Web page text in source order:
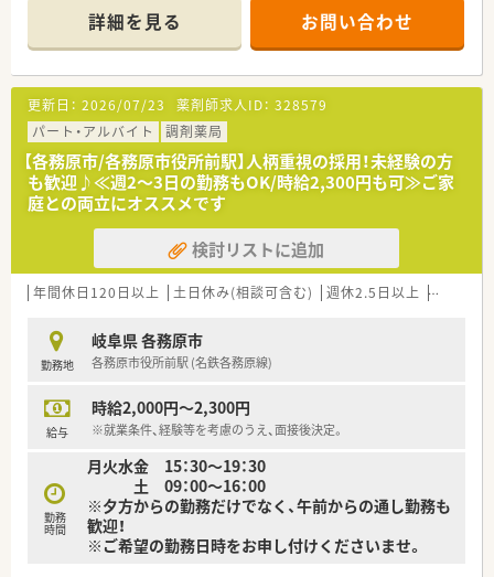
スキルアップしたい方にもおすすめ！
■経営者は、従業員に対して理解ある環境を心掛けております。
■スタッフ同士の仲も良く、協力して業務を進めています。お休
みも応相談！
■最新機器を導入しており、お仕事スムース♪
■午後中心にご勤務いただける方、土曜出勤できる方大歓迎！
＼ こんな会社です ／
■岐阜県各務原市に2店舗展開の調剤薬局です。
店舗同士は車で15分程度と近隣にあり、ヘルプ体制も充実◎
お休みが取得しやすい環境です。
■どちらの店舗も最新の調剤機器を導入しております、ご負担少
なく勤務頂けます。
■在宅を通じて「選ばれる薬局」になるため、
処方元や介護施設と連携しています。
ススメです！
詳細を見る お問い合わせ
更新日： 2026/07/23 薬剤師求人ID： 328579
パート・アルバイト
調剤薬局
【各務原市/各務原市役所前駅】人柄重視の採用！未経験の方
も歓迎♪≪週2～3日の勤務もOK/時給2,300円も可≫ご家
庭との両立にオススメです
検討リストに追加
年間休日120日以上 土日休み(相談可含む) 週休2.5日以上 週32h以
勤務地
岐阜県 各務原市
各務原市役所前駅 (名鉄各務原線)
給与
時給2,000円～2,300円
※就業条件、経験等を考慮のうえ、面接後決定。
勤務
時間
月火水金 15：30～19：30
土 09：00～16：00
※夕方からの勤務だけでなく、午前からの通し勤務も
歓迎！
※ご希望の勤務日時をお申し付けくださいませ。